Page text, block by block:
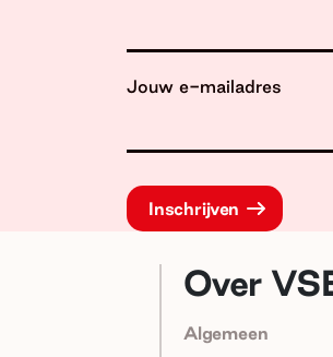
Jouw e-mailadres
Over
Algemeen